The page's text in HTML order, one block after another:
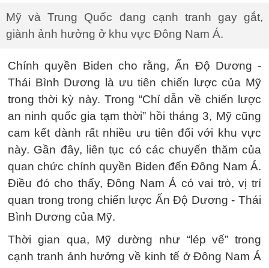
Mỹ và Trung Quốc đang cạnh tranh gay gắt,
giành ảnh hưởng ở khu vực Đông Nam Á.
Chính quyền Biden cho rằng, Ấn Độ Dương -
Thái Bình Dương là ưu tiên chiến lược của Mỹ
trong thời kỳ này. Trong “Chỉ dẫn về chiến lược
an ninh quốc gia tạm thời” hồi tháng 3, Mỹ cũng
cam kết dành rất nhiều ưu tiên đối với khu vực
này. Gần đây, liên tục có các chuyến thăm của
quan chức chính quyền Biden đến Đông Nam Á.
Điều đó cho thấy, Đông Nam Á có vai trò, vị trí
quan trong trong chiến lược Ấn Độ Dương - Thái
Bình Dương của Mỹ.
Thời gian qua, Mỹ dường như “lép vế” trong
cạnh tranh ảnh hưởng về kinh tế ở Đông Nam Á